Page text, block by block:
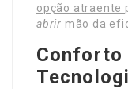
opção atraente
abrir mão da
Conforto